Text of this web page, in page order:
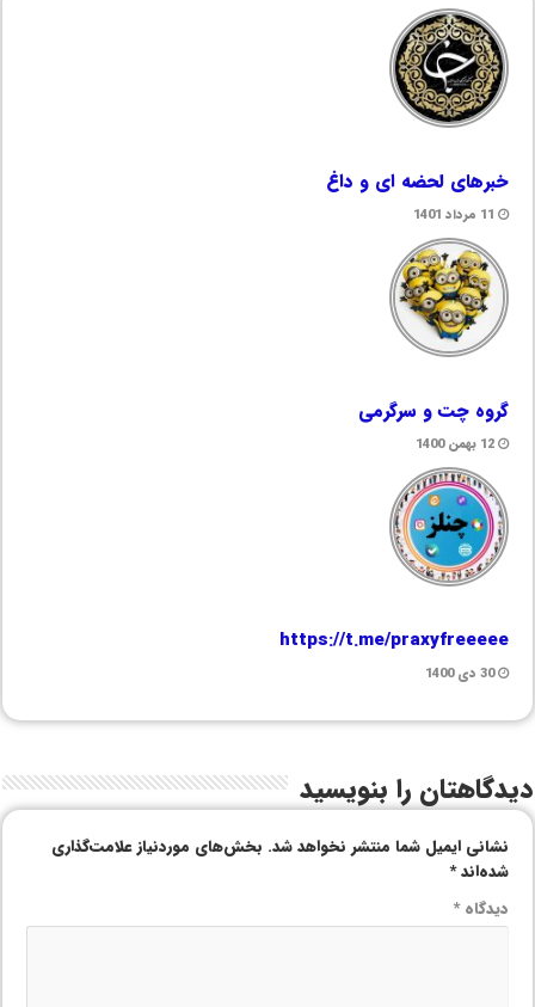
خبرهای لحضه ای و داغ
11 مرداد 1401
گروه چت و سرگرمی
12 بهمن 1400
https://t.me/praxyfreeeee
30 دی 1400
دیدگاهتان را بنویسید
نشانی ایمیل شما منتشر نخواهد شد. بخش‌های موردنیاز علامت‌گذاری
شده‌اند*
دیدگاه*